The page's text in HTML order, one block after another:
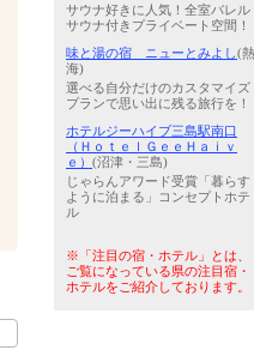
サウナ好きに人気！全室バレル
サウナ付きプライベート空間！
味と湯の宿 ニューとみよし(熱
海)
選べる自分だけのカスタマイズ
プランで思い出に残る旅行を！
ホテルジーハイブ三島駅南口
（ＨｏｔｅｌＧｅｅＨａｉｖ
ｅ） (沼津・三島)
じゃらんアワード受賞「暮らす
ように泊まる」コンセプトホテ
ル
※「注目の宿・ホテル」とは、
ご覧になっている県の注目宿・
ホテルをご紹介しております。